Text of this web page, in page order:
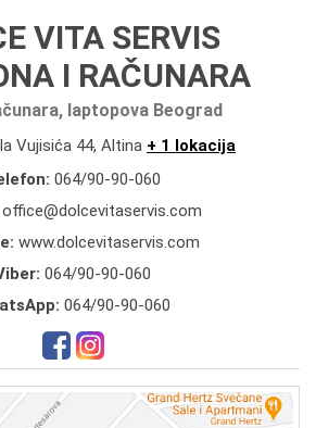
VITA SERVIS
I RAČUNARA
laptopova Beograd
Vujisića 44, Altina + 1 lokacija
064/90-90-060
office@dolcevitaservis.com
www.dolcevitaservis.com
064/90-90-060
064/90-90-060